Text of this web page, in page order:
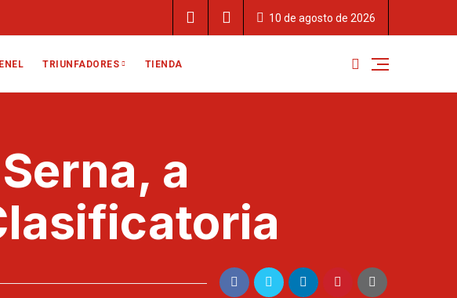
10 de agosto de 2026
TRIUNFADORES TIENDA
a